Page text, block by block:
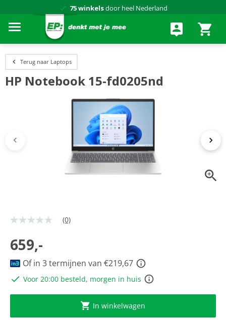
75 winkelsdoor heel Nederland
Terug naar Laptops
HP Notebook 15-fd0205nd
Geen
Dezelfde
paginalink.
(0)
659,-
Of in 3 termijnen van €219,67
Voor 20:00 besteld, morgen in huis
In winkelwagen